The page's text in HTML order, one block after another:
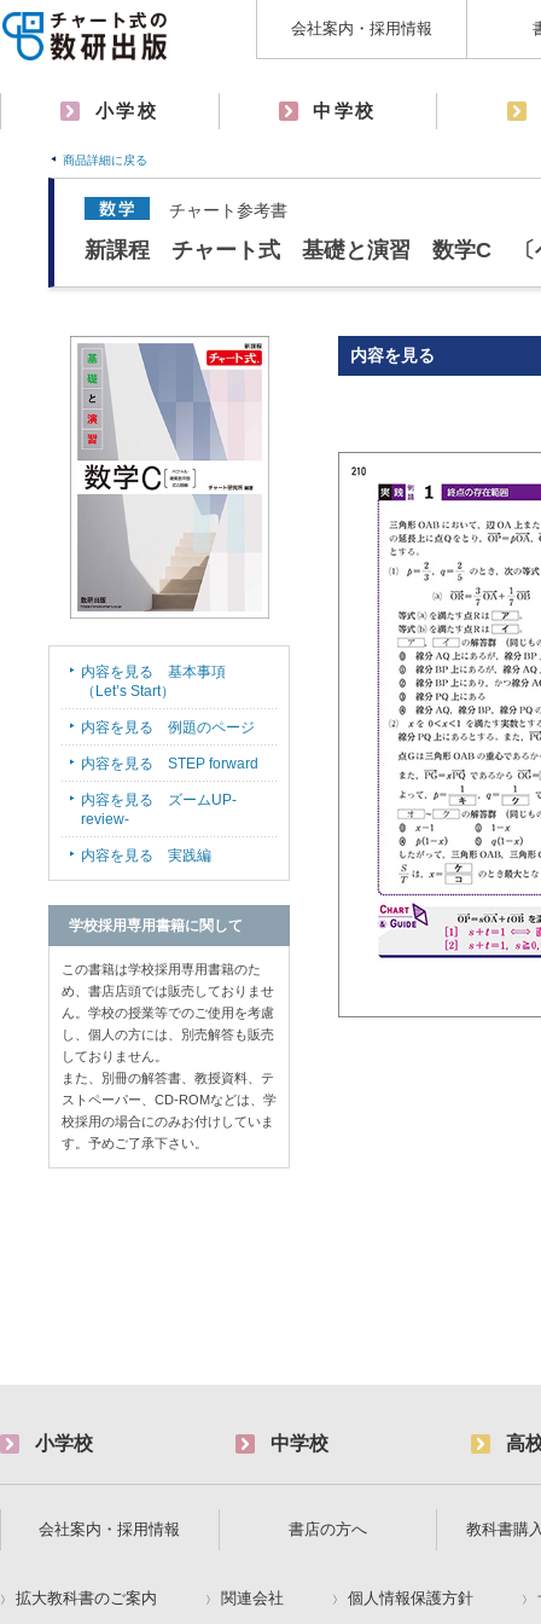
会社案内・採用情報
小学校 中学校
商品詳細に戻る
チャート参考書
新課程 チャート式 基礎と演習 数学C 〔
内容を見る
内容を見る 基本事項
（Let’s Start）
内容を見る 例題のページ
内容を見る STEP forward
内容を見る ズームUP-
review-
内容を見る 実践編
学校採用専用書籍に関して
この書籍は学校採用専用書籍のた
め、書店店頭では販売しておりませ
ん。学校の授業等でのご使用を考慮
し、個人の方には、別売解答も販売
しておりません。
また、別冊の解答書、教授資料、テ
ストペーパー、CD-ROMなどは、学
校採用の場合にのみお付けしていま
す。予めご了承下さい。
小学校 中学校 高
会社案内・採用情報 書店の方へ 教科書購
拡大教科書のご案内 関連会社 個人情報保護方針